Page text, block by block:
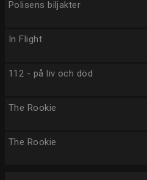
Polisens biljakter
In Flight
112 - på liv och död
The Rookie
The Rookie